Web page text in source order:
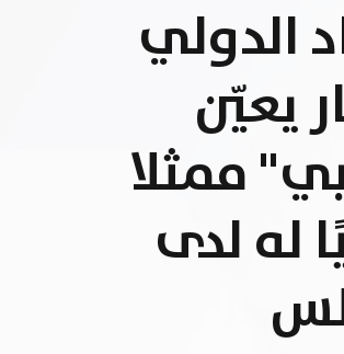
الدولي
يعيّن
ممثلا
له لدى